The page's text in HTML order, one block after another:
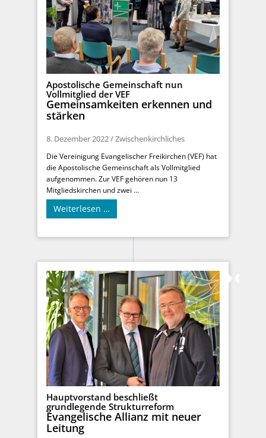
Apostolische Gemeinschaft nun
Vollmitglied der VEF
Gemeinsamkeiten erkennen und
stärken
8. Dezember 2022/Zwischenkirchliches
Die Vereinigung Evangelischer Freikirchen (VEF) hat
die Apostolische Gemeinschaft als Vollmitglied
aufgenommen. Zur VEF gehören nun 13
Mitgliedskirchen und zwei ...
Weiterlesen …
Hauptvorstand beschließt
grundlegende Strukturreform
Evangelische Allianz mit neuer
Leitung